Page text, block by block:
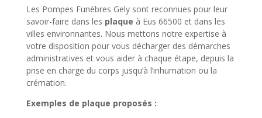
Les Pompes Funèbres Gely sont reconnues pour leur
savoir-faire dans les plaque à Eus 66500 et dans les
villes environnantes. Nous mettons notre expertise à
votre disposition pour vous décharger des démarches
administratives et vous aider à chaque étape, depuis la
prise en charge du corps jusqu’à l’inhumation ou la
crémation.
Exemples de plaque proposés :